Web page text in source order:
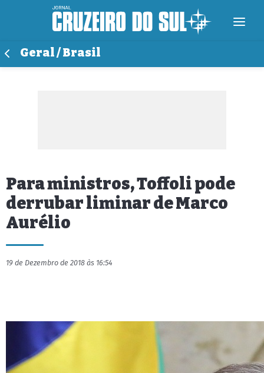
Geral / Brasil
Para ministros, Toffoli pode
derrubar liminar de Marco
Aurélio
19 de Dezembro de 2018 às 16:54